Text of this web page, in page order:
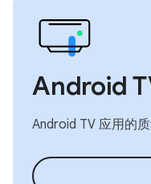
Android
Android TV 应用的质